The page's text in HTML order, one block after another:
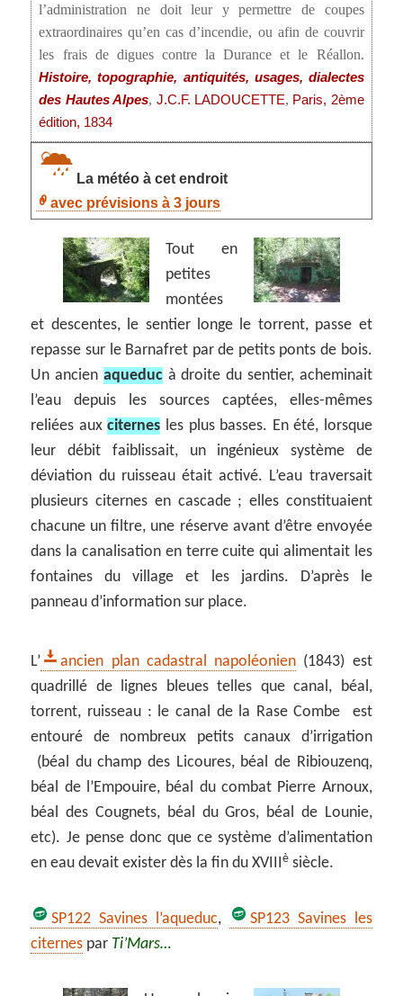
l’administration ne doit leur y permettre de coupes
extraordinaires qu’en cas d’incendie, ou afin de couvrir
les frais de digues contre la Durance et le Réallon.
Histoire, topographie, antiquités, usages, dialectes
des Hautes Alpes, J.C.F. LADOUCETTE, Paris, 2ème
édition, 1834
La météo à cet endroit
avec prévisions à 3 jours
Tout en
petites
montées
et descentes, le sentier longe le torrent, passe et
repasse sur le Barnafret par de petits ponts de bois.
Un ancien aqueducà droite du sentier, acheminait
l’eau depuis les sources captées, elles-mêmes
reliées auxciternes les plus basses. En été, lorsque
leur débit faiblissait, un ingénieux système de
déviation du ruisseau était activé. L’eau traversait
plusieurs citernes en cascade ; elles constituaient
chacune un filtre, une réserve avant d’être envoyée
dans la canalisation en terre cuite qui alimentait les
fontaines du village et les jardins. D’après le
panneau d’information sur place.
L’ ancien plan cadastral napoléonien (1843) est
quadrillé de lignes bleues telles que canal, béal,
torrent, ruisseau : le canal de la Rase Combe est
entouré de nombreux petits canaux d’irrigation
(béal du champ des Licoures, béal de Ribiouzenq,
béal de l’Empouire, béal du combat Pierre Arnoux,
béal des Cougnets, béal du Gros, béal de Lounie,
etc). Je pense donc que ce système d’alimentation
en eau devait exister dès la fin du XVIIIè siècle.
SP122 Savines l’aqueduc,
SP123 Savines les
citernes par Ti’Mars…